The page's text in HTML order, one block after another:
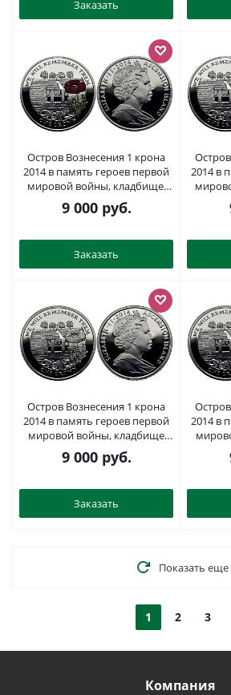
Заказать
Остров Вознесения 1 крона
2014 в память героев первой
мировой войны, кладбище,
красный мак KM NEW
серебро, эмаль PROOF 1071-2-
9 000руб.
Заказать
2014 в
Остров Вознесения 1 крона
2014 в память героев первой
мировой войны, кладбище
KM NEW серебро PROOF 1071-
1-63
9 000руб.
Заказать
2014 в
KM
Показать еще
1 2 3
Компания